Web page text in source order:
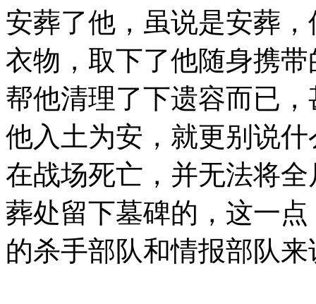
安葬了他，虽说是安葬
衣物，取下了他随身携
帮他清理了下遗容而已
他入土为安，就更别说
在战场死亡，并无法将
葬处留下墓碑的，这一
的杀手部队和情报部队